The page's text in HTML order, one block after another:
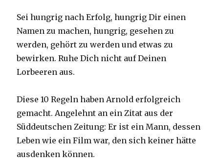
Sei hungrig nach Erfolg, hungrig Dir einen
Namen zu machen, hungrig, gesehen zu
werden, gehört zu werden und etwas zu
bewirken. Ruhe Dich nicht auf Deinen
Lorbeeren aus.
Diese 10 Regeln haben Arnold erfolgreich
gemacht. Angelehnt an ein Zitat aus der
Süddeutschen Zeitung: Er ist ein Mann, dessen
Leben wie ein Film war, den sich keiner hätte
ausdenken können.